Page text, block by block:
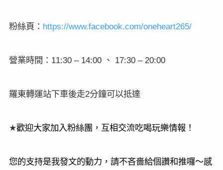
粉絲頁： https://www.facebook.com/oneheart265/
營業時間： 11:30 – 14:00 、 17:30 – 20:00
羅東轉運站下車後走2分鐘可以抵達
★歡迎大家加入粉絲團，互相交流吃喝玩樂情報！
您的支持是我發文的動力，請不吝嗇給個讚和推囉～感